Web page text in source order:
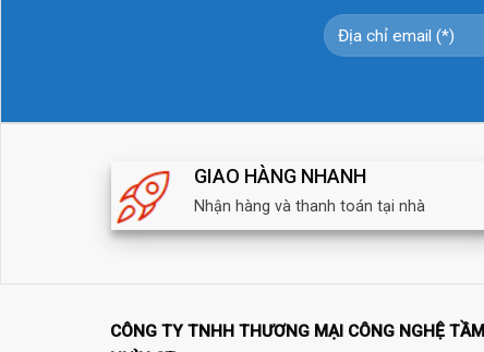
GIAO HÀNG NHANH
Nhận hàng và thanh toán tại nhà
CÔNG TY TNHH THƯƠNG MẠI CÔNG NGHỆ TẦM